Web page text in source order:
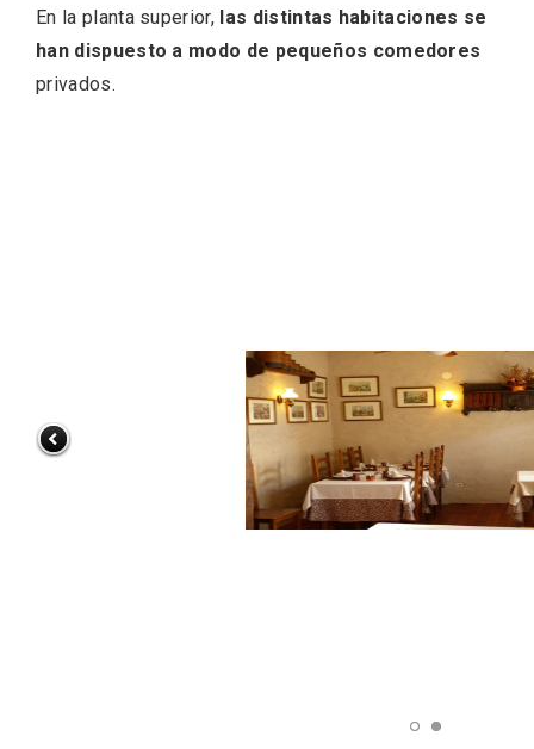
En la planta superior, las distintas habitaciones se
han dispuesto a modo de pequeños comedores
privados.
Conciertos gratuitos del coro Wetherby